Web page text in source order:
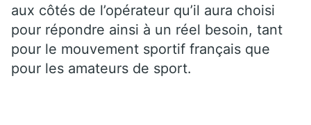
aux côtés de l’opérateur qu’il aura choisi
pour répondre ainsi à un réel besoin, tant
pour le mouvement sportif français que
pour les amateurs de sport.